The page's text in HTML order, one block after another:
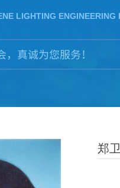
LIGHTING ENGINEERING
真诚为您服务！
郑